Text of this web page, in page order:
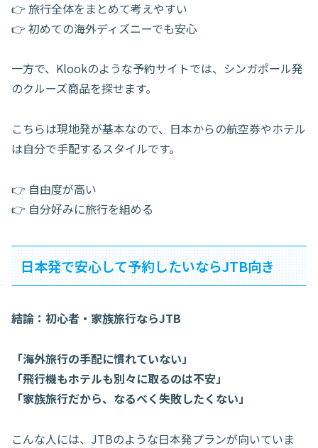
👉 旅行全体をまとめて考えやすい
👉 初めての海外ディズニーでも安心
一方で、Klookのような予約サイトでは、シンガポール発
のクルーズ商品を探せます。
こちらは現地発が基本なので、日本からの航空券やホテル
は自分で手配するスタイルです。
👉 自由度が高い
👉 自分好みに旅行を組める
日本発で安心して予約したいならJTB向き
結論：初心者・家族旅行ならJTB
「海外旅行の手配に慣れていない」
「飛行機もホテルも別々に取るのは不安」
「家族旅行だから、なるべく失敗したくない」
こんな人には、JTBのような日本発プランが向いていま